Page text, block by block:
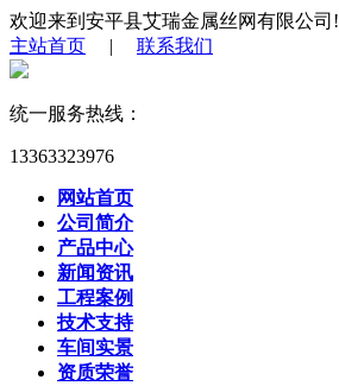
欢迎来到安平县艾瑞金属丝网有限公司!
主站首页 | 联系我们
统一服务热线：
13363323976
网站首页
公司简介
产品中心
新闻资讯
工程案例
技术支持
车间实景
资质荣誉